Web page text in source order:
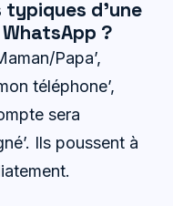
typiques d’une
?
Papa’,
téléphone’,
sera
Ils poussent à